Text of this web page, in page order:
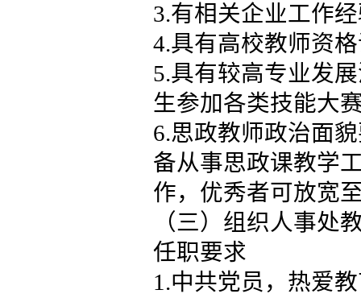
3.有相关企业工作
4.具有高校教师资
5.具有较高专业发
生参加各类技能大
6.思政教师政治面
备从事思政课教学
作，优秀者可放宽
（三）组织人事处
任职要求
1.中共党员，热爱